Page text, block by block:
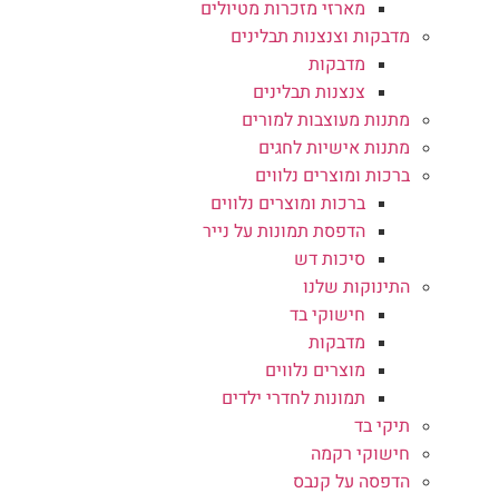
מארזי מזכרות מטיולים
מדבקות וצנצנות תבלינים
מדבקות
צנצנות תבלינים
מתנות מעוצבות למורים
מתנות אישיות לחגים
ברכות ומוצרים נלווים
ברכות ומוצרים נלווים
הדפסת תמונות על נייר
סיכות דש
התינוקות שלנו
חישוקי בד
מדבקות
מוצרים נלווים
תמונות לחדרי ילדים
תיקי בד
חישוקי רקמה
הדפסה על קנבס